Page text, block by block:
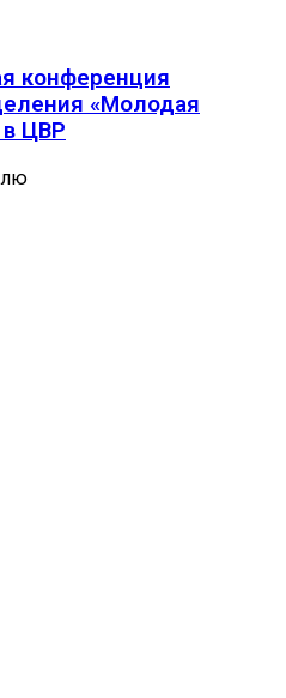
конференция
«Молодая
ЦВР